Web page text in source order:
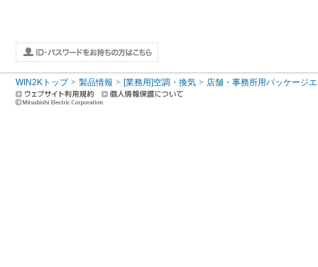
WIN2Kトップ 製品情報 [業務用]空調・換気 店舗・事務所用パッケージ